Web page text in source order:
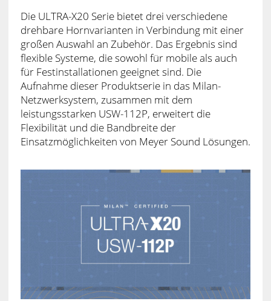
Die ULTRA-X20 Serie bietet drei verschiedene
drehbare Hornvarianten in Verbindung mit einer
großen Auswahl an Zubehör. Das Ergebnis sind
flexible Systeme, die sowohl für mobile als auch
für Festinstallationen geeignet sind. Die
Aufnahme dieser Produktserie in das Milan-
Netzwerksystem, zusammen mit dem
leistungsstarken USW-112P, erweitert die
Flexibilität und die Bandbreite der
Einsatzmöglichkeiten von Meyer Sound Lösungen.